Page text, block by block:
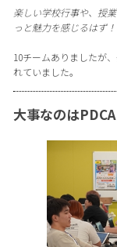
楽しい学校行事や、授
っと魅力を感じるはず！
10チームありましたが
れていました。
大事なのは